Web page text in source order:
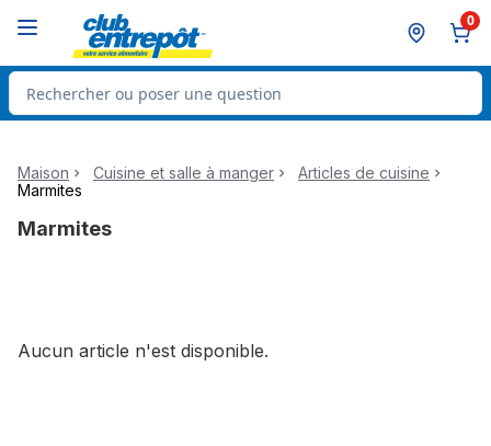
0
Rechercher des produits
Maison Cuisine et salle à manger
Articles de cuisine
Marmites
Marmites
Aucun article n'est disponible.